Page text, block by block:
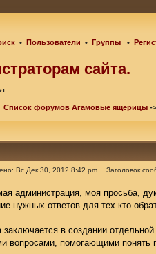
• Пользователи • Группы •
сайта.
Список форумов Агамовые ящерицы -
Вс Дек 30, 2012 8:42 pm Заголовок
администрация, моя просьба,
нужных ответов для тех кто
заключается в создании
вопросами, помогающими понять